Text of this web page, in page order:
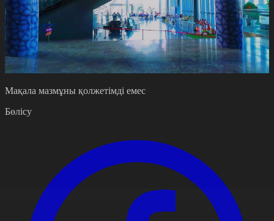
Мақала мазмұны қолжетімді емес
Бөлісу